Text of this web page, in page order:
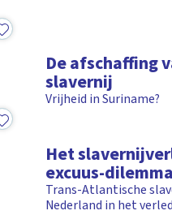
De afschaffing
slavernij
Vrijheid in Suriname?
Het
excuus-dilemma
Trans-Atlantische
Nederland in het